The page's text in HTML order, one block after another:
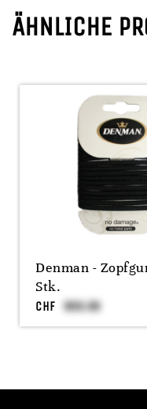
ÄHNLICHE
Denman -
Stk.
CHF